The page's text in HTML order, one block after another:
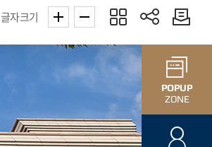
POPUP
ZONE
글자크기